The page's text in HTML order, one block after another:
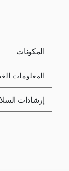
المكونات
المعلومات
إرشادات